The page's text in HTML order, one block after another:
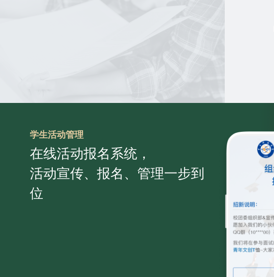
学生活动管理
在线活动报名系统，
活动宣传、报名、管理一步到
位